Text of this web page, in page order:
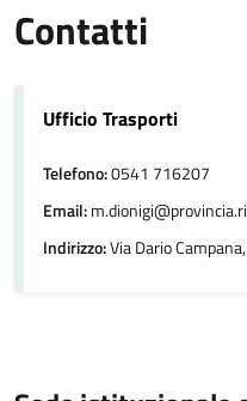
Contatti
Ufficio Trasporti
Telefono:0541 716207
Email:
Indirizzo:Via Dario